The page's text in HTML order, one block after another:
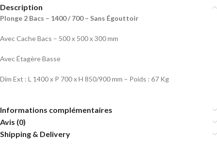
Description
Plonge 2 Bacs – 1400 / 700 – Sans Égouttoir
Avec Cache Bacs – 500 x 500 x 300 mm
Avec Étagère Basse
Dim Ext : L 1400 x P 700 x H 850/900 mm – Poids : 67 Kg
Informations complémentaires
Avis (0)
Shipping & Delivery